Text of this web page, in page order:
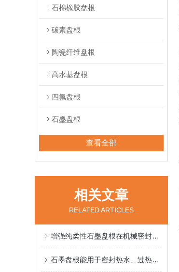
石棉橡胶盘根
碳素盘根
陶瓷纤维盘根
高水基盘根
四氟盘根
石墨盘根
查看全部
相关文章
RELATED ARTICLES
增强纯柔性石墨盘根在机械密封中的广泛应用说明
石墨盘根能用于密封热水、过热蒸气、热传递流体、氨溶液等环境